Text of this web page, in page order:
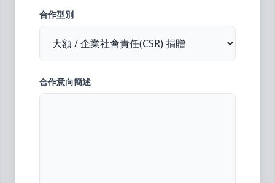
合作型別
合作意向簡述